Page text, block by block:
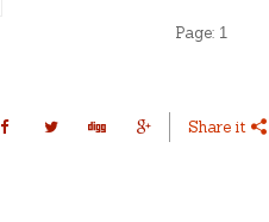
Page: 1
Share it